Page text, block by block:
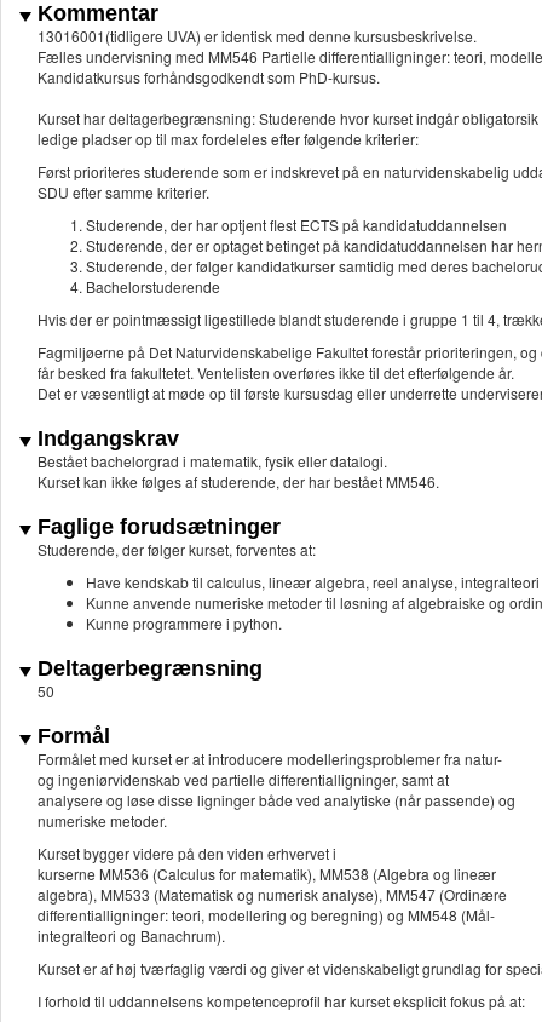
Kommentar
13016001(tidligere UVA) er identisk med denne kursusbeskrivelse.
Fælles undervisning med MM546 Partielle differentialligninger: teori,
Kandidatkursus forhåndsgodkendt som PhD-kursus.
Kurset har deltagerbegrænsning: Studerende hvor kurset indgår
ledige pladser op til max fordeleles efter følgende kriterier:
Først prioriteres studerende som er indskrevet på en naturvidenskabelig
SDU efter samme kriterier.
Studerende, der har optjent flest ECTS på kandidatuddannelsen
Studerende, der er optaget betinget på kandidatuddannelsen har
Studerende, der følger kandidatkurser samtidig med deres
Bachelorstuderende
Hvis der er pointmæssigt ligestillede blandt studerende i gruppe 1 til 4,
Fagmiljøerne på Det Naturvidenskabelige Fakultet forestår prioriteringen,
får besked fra fakultetet. Ventelisten overføres ikke til det efterfølgende år.
Det er væsentligt at møde op til første kursusdag eller underrette
Indgangskrav
Bestået bachelorgrad i matematik, fysik eller datalogi.
Kurset kan ikke følges af studerende, der har bestået MM546.
Faglige forudsætninger
Studerende, der følger kurset, forventes at:
Have kendskab til calculus, lineær algebra, reel analyse,
Kunne anvende numeriske metoder til løsning af algebraiske og
Kunne programmere i python.
Deltagerbegrænsning
50
Formål
Formålet med kurset er at introducere modelleringsproblemer fra natur-
og ingeniørvidenskab ved partielle differentialligninger, samt at
analysere og løse disse ligninger både ved analytiske (når passende) og
numeriske metoder.
Kurset bygger videre på den viden erhvervet i
kurserne MM536 (Calculus for matematik), MM538 (Algebra og lineær
algebra), MM533 (Matematisk og numerisk analyse), MM547 (Ordinære
differentialligninger: teori, modellering og beregning) og MM548 (Mål-
integralteori og Banachrum).
Kurset er af høj tværfaglig værdi og giver et videnskabeligt grundlag for
I forhold til uddannelsens kompetenceprofil har kurset eksplicit fokus på at: